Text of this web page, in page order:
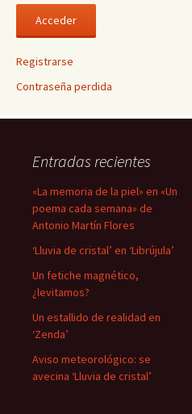
Registrarse
Contraseña perdida
Entradas recientes
«La memoria de la piel» en «Un
poema cada semana» de
Antonio Martín Flores
‘Lluvia de cristal’ en ‘Librújula’
Un fetiche magnético,
¿levitamos?
Un estallido de realidad en
‘Zenda’
Aviso meteorológico: se
avecina ‘Lluvia de cristal’